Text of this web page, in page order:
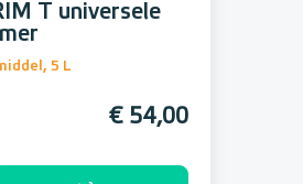
T universele
5 L
€ 54,00